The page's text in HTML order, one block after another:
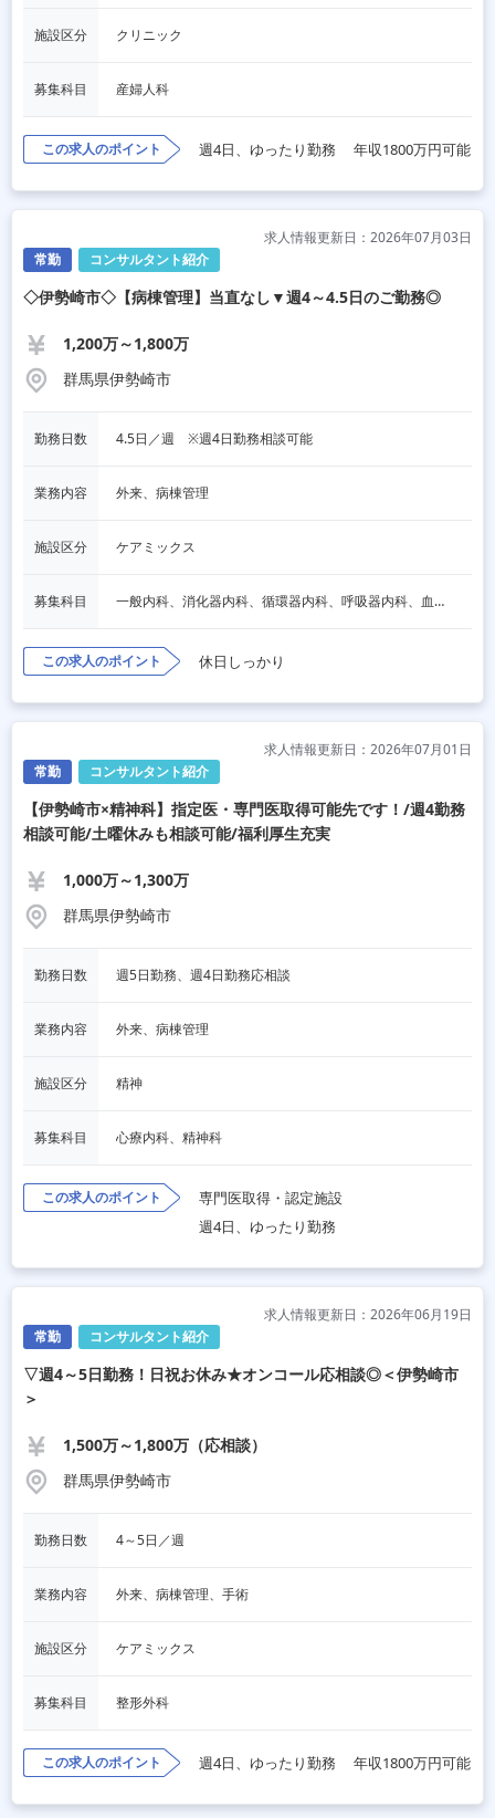
施設区分 クリニック
募集科目 産婦人科
この求人のポイント 週4日、ゆったり勤務 年収1800万円可能
常勤 コンサルタント紹介
求人情報更新日：2026年07月03日
◇伊勢崎市◇【病棟管理】当直なし▼週4～4.5日のご勤務◎
1,200万～1,800万
群馬県伊勢崎市
勤務日数 4.5日／週　※週4日勤務相談可能
業務内容 外来、病棟管理
施設区分 ケアミックス
募集科目 一般内科、消化器内科、循環器内科、呼吸器内科、血液内科、脳神経内科、内分泌内科、老人内科、その他
この求人のポイント 休日しっかり
常勤 コンサルタント紹介
求人情報更新日：2026年07月01日
【伊勢崎市×精神科】指定医・専門医取得可能先です！/週4勤務
相談可能/土曜休みも相談可能/福利厚生充実
1,000万～1,300万
群馬県伊勢崎市
勤務日数 週5日勤務、週4日勤務応相談
業務内容 外来、病棟管理
施設区分 精神
募集科目 心療内科、精神科
この求人のポイント
専門医取得・認定施設
週4日、ゆったり勤務
常勤 コンサルタント紹介
求人情報更新日：2026年06月19日
▽週4～5日勤務！日祝お休み★オンコール応相談◎＜伊勢崎市
＞
1,500万～1,800万（応相談）
群馬県伊勢崎市
勤務日数 4～5日／週
業務内容 外来、病棟管理、手術
施設区分 ケアミックス
募集科目 整形外科
この求人のポイント 週4日、ゆったり勤務 年収1800万円可能